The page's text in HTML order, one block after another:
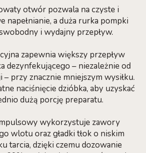
otwór pozwala na czyste i
napełnianie, a duża rurka pompki
i wydajny przepływ.
zapewnia większy przepływ
dezynfekującego – niezależnie od
przy znacznie mniejszym wysiłku.
naciśnięcie dzióbka, aby uzyskać
dużą porcję preparatu.
wykorzystuje zawory
wlotu oraz gładki tłok o niskim
tarcia, dzięki czemu dozowanie